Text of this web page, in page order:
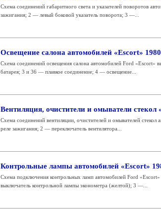
Схема соединений габаритного света и указателей поворотов
зажигания; 2 — левый боковой указатель поворота; 3 —...
Освещение салона автомобилей «Escort»
Схема соединений освещения салона автомобилей Ford
батарея; 3 и 36 — плавкое соединение; 4 — освещение...
Вентиляция, очистители и омыватели
Схема соединений вентиляции, очистителей и омывателей
реле зажигания; 2 — переключатель вентилятора...
Контрольные лампы автомобилей «Escort»
Схема подключения контрольных ламп автомобилей Ford
выключатель контрольной лампы эконометра (желтой); 3 —...